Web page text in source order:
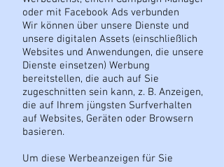
oder mit Facebook Ads verbunden
Wir können über unsere Dienste und
unsere digitalen Assets (einschließlich
Websites und Anwendungen, die unsere
Dienste einsetzen) Werbung
bereitstellen, die auch auf Sie
zugeschnitten sein kann, z. B. Anzeigen,
die auf Ihrem jüngsten Surfverhalten
auf Websites, Geräten oder Browsern
basieren.
Um diese Werbeanzeigen für Sie